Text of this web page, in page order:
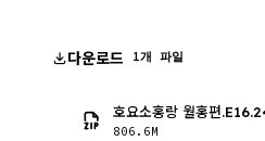
다운로드 1개 파일
호요소홍랑 월홍편
806.6M